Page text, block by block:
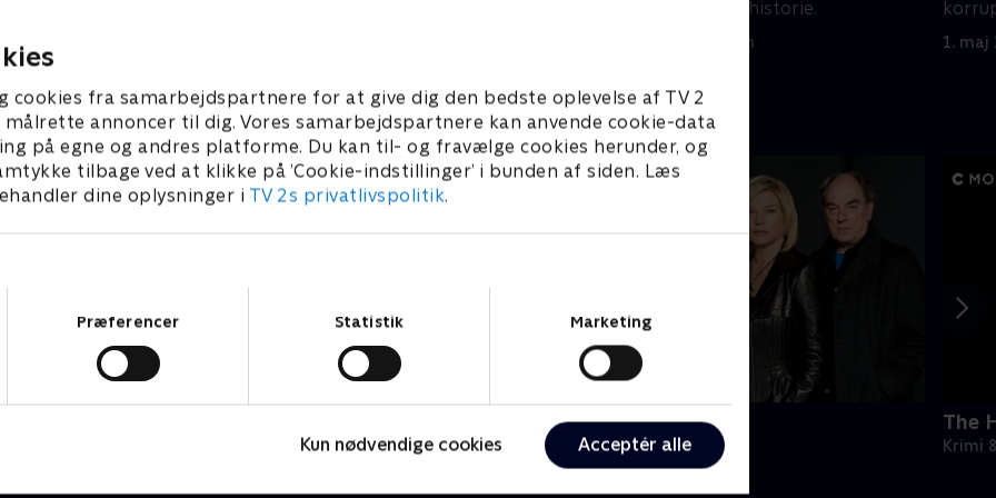
cookies fra samarbejdspartnere for at give dig den bedste oplevelse af TV 2
annoncer til dig. Vores samarbejdspartnere kan anvende cookie-data
på egne og andres platforme. Du kan til- og fravælge cookies herunder, og
tilbage ved at klikke på ’Cookie-indstillinger’ i bunden af siden. Læs
dine oplysninger i TV 2s privatlivspolitik.
Præferencer
Statistik Marketing
Kun nødvendige cookies Acceptér alle
58 min
afsløret en farlig historie.
1. maj 2023 • 58 min 1. maj
Fornyet mistanke
Krimi & Spænding • 2 sæsoner
The
Krimi